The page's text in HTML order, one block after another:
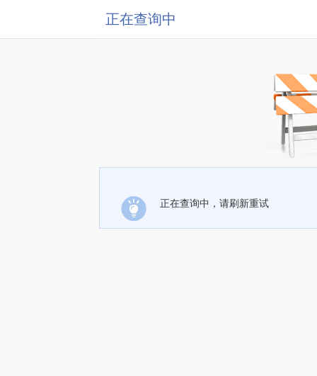
正在查询中
正在查询中，请刷新重试